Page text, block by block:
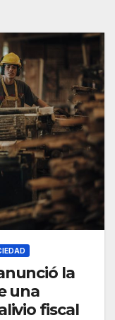
la
una
fiscal